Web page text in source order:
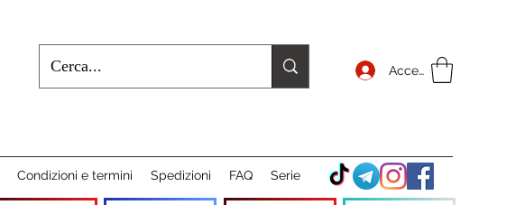
Accedi
Condizioni e termini Spedizioni FAQ Serie